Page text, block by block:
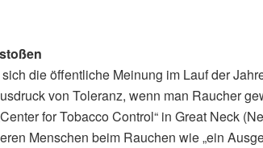
die öffentliche Meinung im Lauf der
von Toleranz, wenn man Raucher
for Tobacco Control“ in Great Neck
Menschen beim Rauchen wie „ein